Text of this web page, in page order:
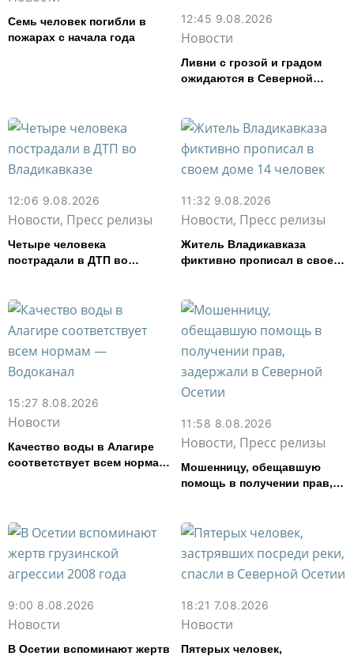
Семь человек погибли в
пожарах с начала года
12:45 9.08.2026
Новости
Ливни с грозой и градом
ожидаются в Северной
12:06 9.08.2026
Новости, Пресс релизы
Четыре человека
пострадали в ДТП во
11:32 9.08.2026
Новости, Пресс релизы
Житель Владикавказа
фиктивно прописал в своем
15:27 8.08.2026
Новости
Качество воды в Алагире
соответствует всем нормам
11:58 8.08.2026
Новости, Пресс релизы
Мошенницу, обещавшую
помощь в получении прав,
9:00 8.08.2026
Новости
В Осетии вспоминают жертв
18:21 7.08.2026
Новости
Пятерых человек,